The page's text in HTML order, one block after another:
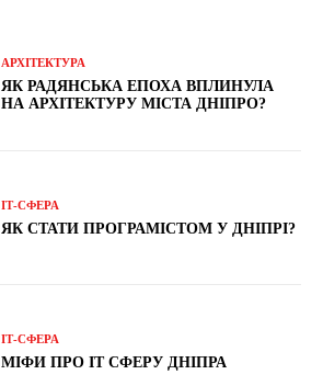
АРХІТЕКТУРА
ЯК РАДЯНСЬКА ЕПОХА ВПЛИНУЛА
НА АРХІТЕКТУРУ МІСТА ДНІПРО?
ІТ-СФЕРА
ЯК СТАТИ ПРОГРАМІСТОМ У ДНІПРІ?
ІТ-СФЕРА
МІФИ ПРО IT СФЕРУ ДНІПРА